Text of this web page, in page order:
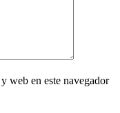
web en este navegador